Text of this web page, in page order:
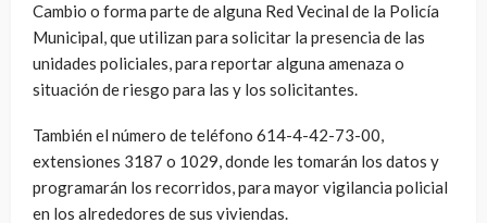
Cambio o forma parte de alguna Red Vecinal de la Policía
Municipal, que utilizan para solicitar la presencia de las
unidades policiales, para reportar alguna amenaza o
situación de riesgo para las y los solicitantes.
También el número de teléfono 614-4-42-73-00,
extensiones 3187 o 1029, donde les tomarán los datos y
programarán los recorridos, para mayor vigilancia policial
en los alrededores de sus viviendas.